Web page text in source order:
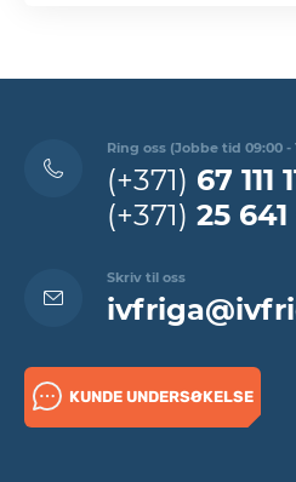
Ring oss (Jobbe tid 09:00 -
(+371) 67 111
(+371) 25
Skriv til oss
KUNDE UNDERSØKELSE